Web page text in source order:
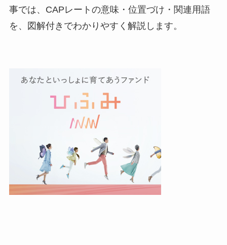
事では、CAPレートの意味・位置づけ・関連用語
を、図解付きでわかりやすく解説します。